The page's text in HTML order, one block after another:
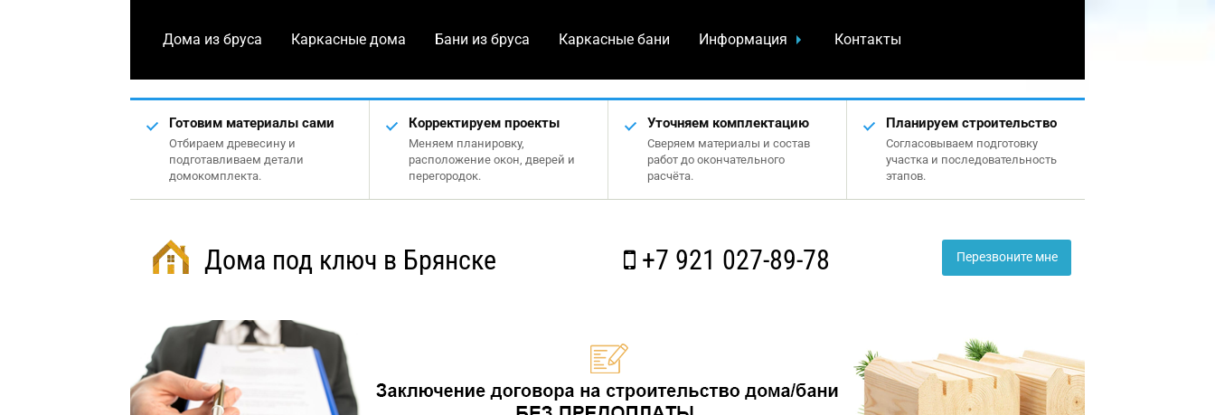
Дома из бруса Каркасные дома Бани из бруса Каркасные бани Информация Контакты
Готовим материалы сами
Отбираем древесину и
подготавливаем детали
домокомплекта.
Корректируем проекты
Меняем планировку,
расположение окон, дверей и
перегородок.
Уточняем комплектацию
Сверяем материалы и состав
работ до окончательного
расчёта.
Планируем строительство
Согласовываем подготовку
участка и последовательность
этапов.
Дома под ключ в Брянске +7 921 027-89-78 Перезвоните мне